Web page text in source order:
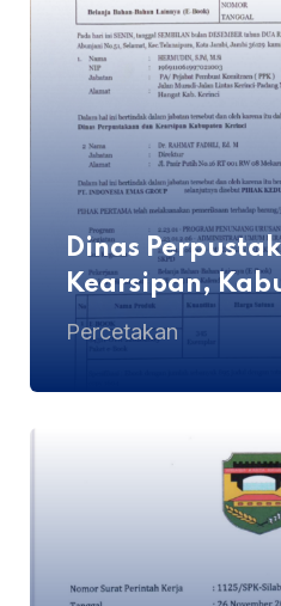
Dinas
Kearsipan,
Percetakan